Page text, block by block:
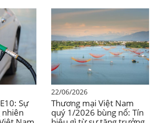
Thống kê (GSO), Cục Thống kê Tỉnh,
Tổng hợp B&Company
của các tỉnh Đồng bằng sông Hồng
hành chính cung cấp cái nhìn sâu sắc
Sự
nhiên
22/06/2026
Thương mại Việt Nam
quý 1/2026 bùng nổ: Tín